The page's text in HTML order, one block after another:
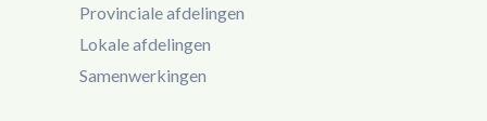
Provinciale afdelingen
Lokale afdelingen
Samenwerkingen